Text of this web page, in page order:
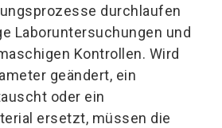
durchlaufen
Laboruntersuchungen und
Kontrollen. Wird
geändert, ein
oder ein
ersetzt, müssen die